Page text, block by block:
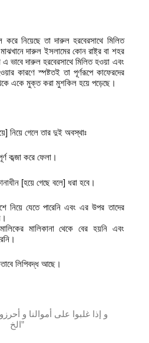
নিয়েছে তা দারুল হরবেরসাথে মিলিত
দারুল ইসলামের কোন রাষ্ট্র বা শহর
ভাবে দারুল হরবেরসাথে মিলিত হওয়া এবং
কারণে স্পষ্টতই তা পূর্ণরূপে কাফেরদের
একে মুক্ত করা মুশকিল হয়ে পড়েছে।
নিয়ে গেলে তার দুই অবস্থাঃ
কব্জা করে ফেলা।
[হয়ে গেছে বলে] ধরা হবে।
নিয়ে যেতে পারেনি এবং এর উপর তাদের
মালিকানা থেকে বের হয়নি এবং
লিপিবদ্ধ আছে।
الخ”